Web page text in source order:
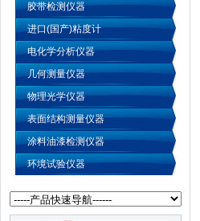
胶带检测仪器
进口(国产)粘度计
电化学分析仪器
几何测量仪器
物理光学仪器
表面结构测量仪器
涂料油漆检测仪器
环境试验仪器